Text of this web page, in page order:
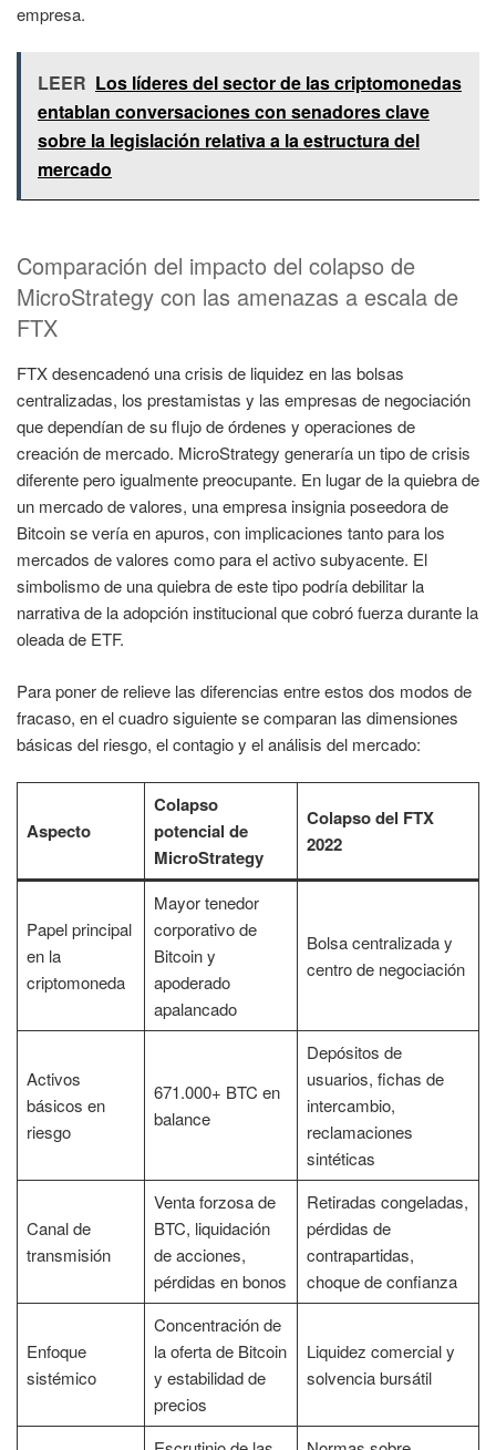
empresa.
LEER Los líderes del sector de las criptomonedas
entablan conversaciones con senadores clave
sobre la legislación relativa a la estructura del
mercado
Comparación del impacto del colapso de
MicroStrategy con las amenazas a escala de
FTX
FTX desencadenó una crisis de liquidez en las bolsas
centralizadas, los prestamistas y las empresas de negociación
que dependían de su flujo de órdenes y operaciones de
creación de mercado. MicroStrategy generaría un tipo de crisis
diferente pero igualmente preocupante. En lugar de la quiebra de
un mercado de valores, una empresa insignia poseedora de
Bitcoin se vería en apuros, con implicaciones tanto para los
mercados de valores como para el activo subyacente. El
simbolismo de una quiebra de este tipo podría debilitar la
narrativa de la adopción institucional que cobró fuerza durante la
oleada de ETF.
Para poner de relieve las diferencias entre estos dos modos de
fracaso, en el cuadro siguiente se comparan las dimensiones
básicas del riesgo, el contagio y el análisis del mercado:
Aspecto
Colapso
potencial de
MicroStrategy
Colapso del FTX
2022
Papel principal
en la
criptomoneda
Mayor tenedor
corporativo de
Bitcoin y
apoderado
apalancado
Bolsa centralizada y
centro de negociación
Activos
básicos en
riesgo
671.000+ BTC en
balance
Depósitos de
usuarios, fichas de
intercambio,
reclamaciones
sintéticas
Canal de
transmisión
Venta forzosa de
BTC, liquidación
de acciones,
pérdidas en bonos
Retiradas congeladas,
pérdidas de
contrapartidas,
choque de confianza
Enfoque
sistémico
Concentración de
la oferta de Bitcoin
y estabilidad de
precios
Liquidez comercial y
solvencia bursátil